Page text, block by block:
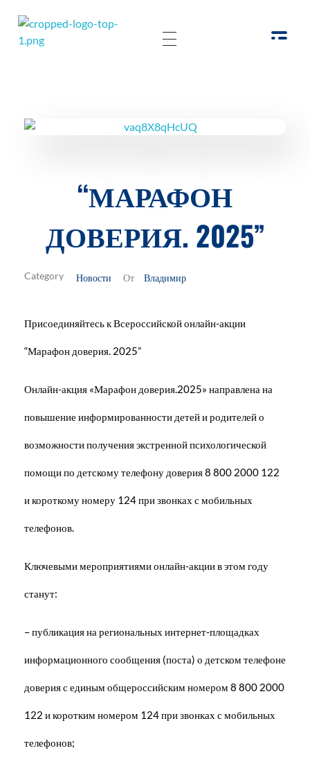
“МАРАФОН
ДОВЕРИЯ. 2025”
От Владимир
Новости
Присоединяйтесь к Всероссийской онлайн-акции
“Марафон доверия. 2025”
Онлайн-акция «Марафон доверия.2025» направлена на
повышение информированности детей и родителей о
возможности получения экстренной психологической
помощи по детскому телефону доверия 8 800 2000 122
и короткому номеру 124 при звонках с мобильных
телефонов.
Ключевыми мероприятиями онлайн-акции в этом году
станут:
– публикация на региональных интернет-площадках
информационного сообщения (поста) о детском телефоне
доверия с единым общероссийским номером 8 800 2000
122 и коротким номером 124 при звонках с мобильных
телефонов;